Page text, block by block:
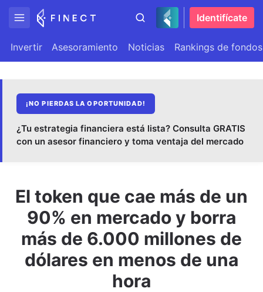
Identifícate
Invertir Asesoramiento Noticias Rankings de fondos
¡NO PIERDAS LA OPORTUNIDAD!
¿Tu estrategia financiera está lista? Consulta GRATIS
con un asesor financiero y toma ventaja del mercado
El token que cae más de un
90% en mercado y borra
más de 6.000 millones de
dólares en menos de una
hora